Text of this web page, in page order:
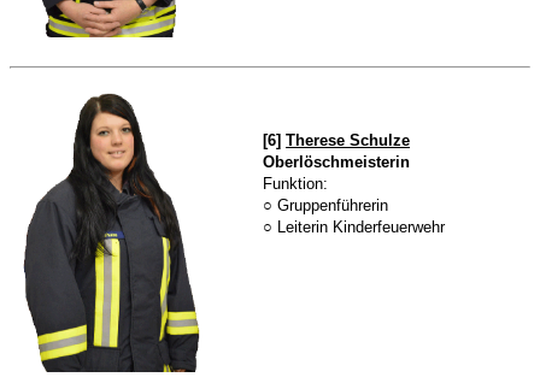
[6] Therese Schulze
Oberlöschmeisterin
Funktion:
○ Gruppenführerin
○ Leiterin Kinderfeuerwehr